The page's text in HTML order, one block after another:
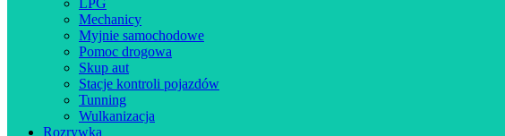
Mechanicy
Myjnie samochodowe
Pomoc drogowa
Skup aut
Stacje kontroli pojazdów
Tunning
Wulkanizacja
Rozrywka